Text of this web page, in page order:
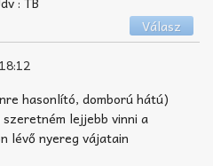
Válasz
hasonlító, domború hátú)
lejjebb vinni a
lévő nyereg vájatain